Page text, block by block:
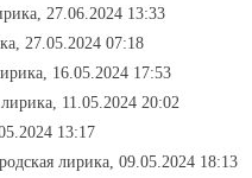
27.06.2024 13:33
27.05.2024 07:18
16.05.2024 17:53
11.05.2024 20:02
13:17
лирика, 09.05.2024 18:13